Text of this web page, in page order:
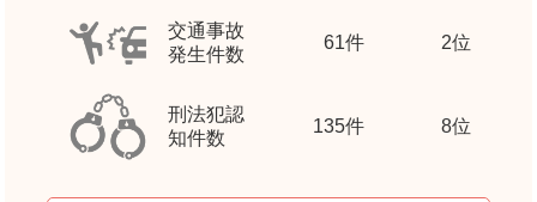
交通事故
発生件数
61件 2位
刑法犯認
知件数
135件 8位